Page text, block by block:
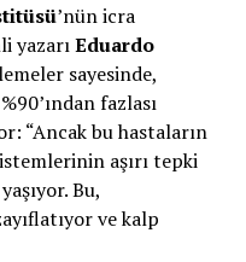
’nün icra
yazarıEduardo
sayesinde,
fazlası
“Ancak bu hastaların
aşırı tepki
Bu,
ve kalp